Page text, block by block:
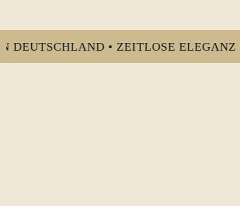
• ZEITLOSE ELEGANZ •